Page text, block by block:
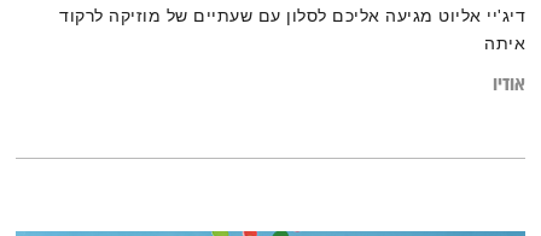
דיג'יי אליוט מגיעה אליכם לסלון עם שעתיים של מוזיקה לרקוד
איתה
אודיו